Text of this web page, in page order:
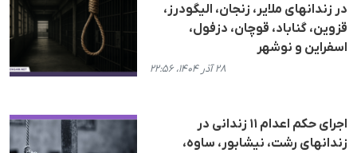
در زندانهای ملایر، زنجان، الیگودرز،
قزوین، گناباد، قوچان، دزفول،
اسفراین و نوشهر
۲۸ آذر ۱۴۰۴، ۲۲:۵۶
اجرای حکم اعدام ١١ زندانی در
زندانهای رشت، نیشابور، ساوه،